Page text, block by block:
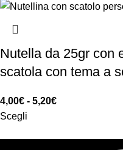
Nutella da 25gr con
scatola con tema a
4,00€ - 5,20€
Scegli